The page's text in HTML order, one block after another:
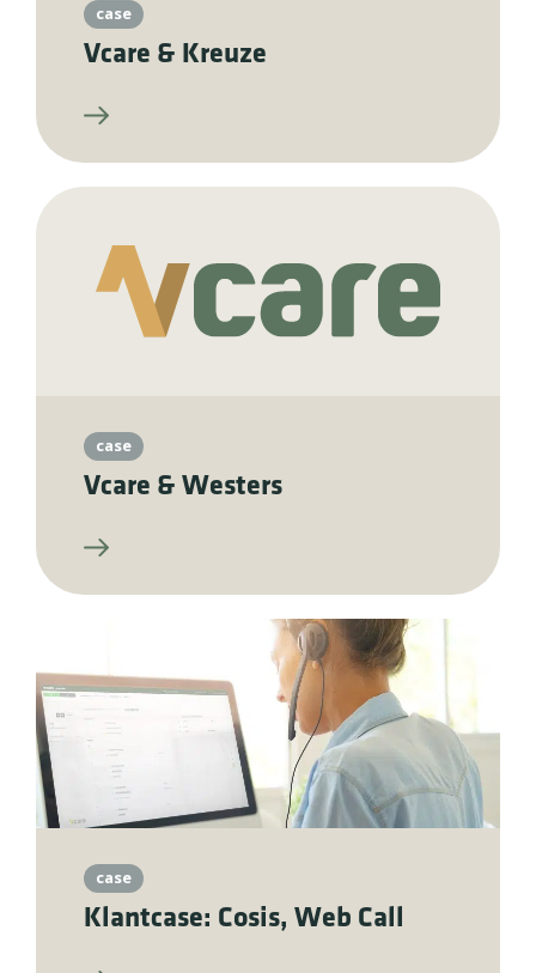
case
Vcare & Kreuze
case
Vcare & Westers
case
Klantcase: Cosis, Web Call